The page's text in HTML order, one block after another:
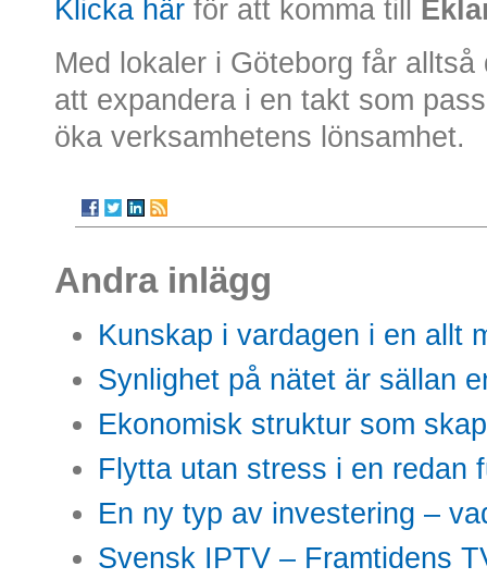
Klicka här för att komma till
Med lokaler i Göteborg får
att expandera i en takt som
öka verksamhetens lönsamhet.
Andra inlägg
Kunskap i vardagen i en allt
Synlighet på nätet är sällan
Ekonomisk struktur som
Flytta utan stress i en redan
En ny typ av investering –
Svensk IPTV – Framtidens